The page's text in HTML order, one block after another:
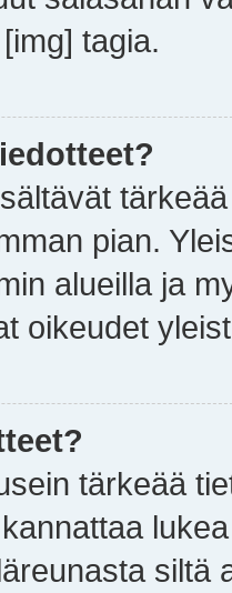
tagia.
pian.
alueilla ja
oikeudet
tärkeää
siltä